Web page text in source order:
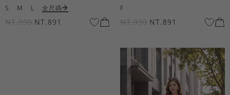
S M L 全尺碼
NT.990 NT.891
F
NT.990 NT.891